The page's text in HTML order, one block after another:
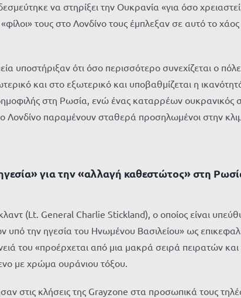
να στηρίξει την Ουκρανία «για όσο
τους στο Λονδίνο τους έμπλεξαν σε αυτό το
ότι όσο περισσότερο συνεχίζεται ο
και στο εξωτερικό και υποβαθμίζεται η
στη Ρωσία, ενώ ένας καταρρέων ουκρανικός
Λονδίνο παραμένουν σταθερά προσηλωμένοι στην
για την «αλλαγή καθεστώτος» στη
(Lt. General Charlie Stickland), ο οποίος είναι
υπό την ηγεσία του Ηνωμένου Βασιλείου» ως
του «προέρχεται από μια μακρά σειρά πειρατών
με χρώμα ουράνιου τόξου.
στις κλήσεις της Grayzone στα προσωπικά τους